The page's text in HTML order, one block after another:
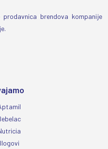
brendova kompanije